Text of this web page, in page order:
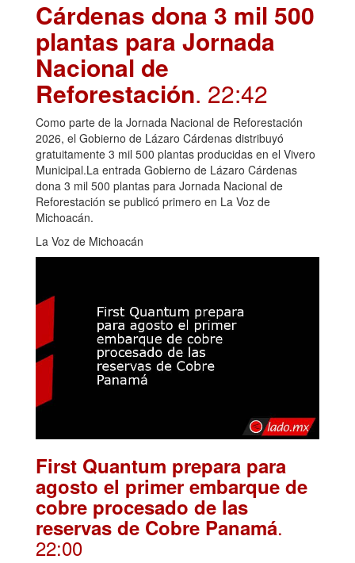
Cárdenas dona 3 mil 500
plantas para Jornada
Nacional de
Reforestación. 22:42
Como parte de la Jornada Nacional de Reforestación
2026, el Gobierno de Lázaro Cárdenas distribuyó
gratuitamente 3 mil 500 plantas producidas en el Vivero
Municipal.La entrada Gobierno de Lázaro Cárdenas
dona 3 mil 500 plantas para Jornada Nacional de
Reforestación se publicó primero en La Voz de
Michoacán.
La Voz de Michoacán
First Quantum prepara para
agosto el primer embarque de
cobre procesado de las
reservas de Cobre Panamá.
22:00